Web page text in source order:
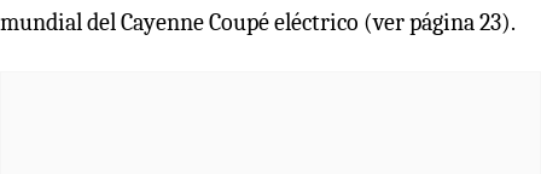
mundial del Cayenne Coupé eléctrico (ver página 23).